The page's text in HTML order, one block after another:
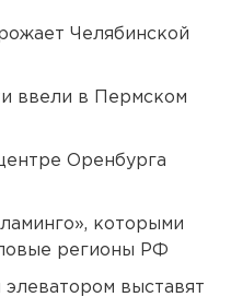
Челябинской
ввели в Пермском
Оренбурга
которыми
регионы РФ
элеватором выставят